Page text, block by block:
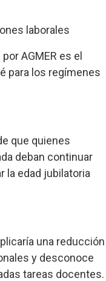
laborales
AGMER es el
para los regímenes
que quienes
deban continuar
la edad jubilatoria
una reducción
y desconoce
tareas docentes.